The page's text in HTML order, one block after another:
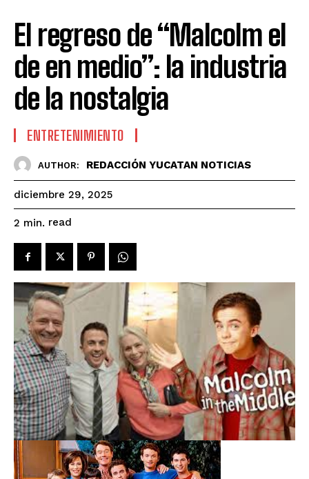
El regreso de “Malcolm el
de en medio”: la industria
de la nostalgia
ENTRETENIMIENTO
AUTHOR: REDACCIÓN YUCATAN NOTICIAS
diciembre 29, 2025
2 min. read